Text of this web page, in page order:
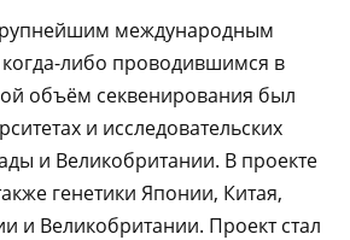
международным
либо проводившимся в
объём секвенирования был
и исследовательских
и Великобритании. В проекте
генетики Японии, Китая,
и Великобритании. Проект стал